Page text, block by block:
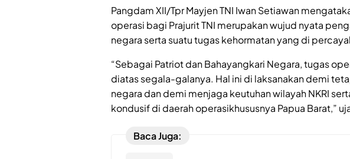
Pangdam XII/Tpr Mayjen TNI Iwan Setiawan
operasi bagi Prajurit TNI merupakan wujud nyata
negara serta suatu tugas kehormatan yang di
“Sebagai Patriot dan Bahayangkari Negara, tugas
diatas segala-galanya. Hal ini di laksanakan demi
negara dan demi menjaga keutuhan wilayah NKRI
kondusif di daerah operasikhususnya Papua Barat,”
Baca Juga: